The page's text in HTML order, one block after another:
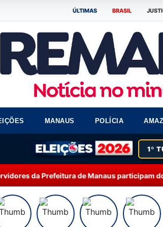
ÚLTIMAS BRASIL
MANAUS POLÍCIA
1º
de Manaus participam do 53º Secop e